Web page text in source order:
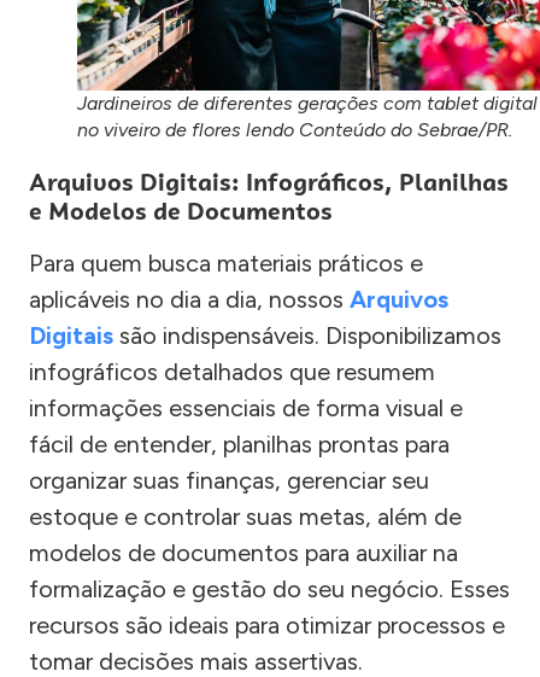
Jardineiros de diferentes gerações com tablet digital
no viveiro de flores lendo Conteúdo do Sebrae/PR.
Arquivos Digitais: Infográficos, Planilhas
e Modelos de Documentos
Para quem busca materiais práticos e
aplicáveis no dia a dia, nossos Arquivos
Digitais são indispensáveis. Disponibilizamos
infográficos detalhados que resumem
informações essenciais de forma visual e
fácil de entender, planilhas prontas para
organizar suas finanças, gerenciar seu
estoque e controlar suas metas, além de
modelos de documentos para auxiliar na
formalização e gestão do seu negócio. Esses
recursos são ideais para otimizar processos e
tomar decisões mais assertivas.